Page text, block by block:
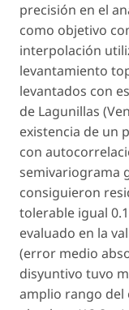
precisión en el
como objetivo
interpolación
levantamiento
levantados con
de Lagunillas
existencia de un
con
semivariograma
consiguieron
tolerable igual
evaluado en la
(error medio
disyuntivo tuvo
amplio rango